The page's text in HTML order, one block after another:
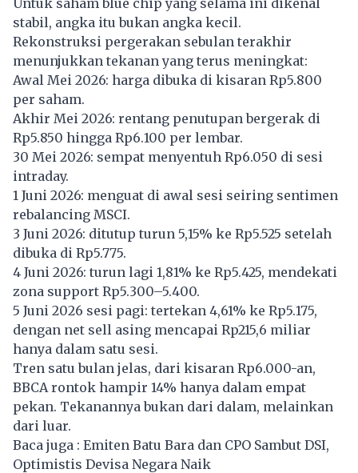
stabil, angka itu bukan angka kecil.
Rekonstruksi pergerakan sebulan terakhir
menunjukkan tekanan yang terus meningkat:
Awal Mei 2026: harga dibuka di kisaran Rp5.800
per saham.
Akhir Mei 2026: rentang penutupan bergerak di
Rp5.850 hingga Rp6.100 per lembar.
30 Mei 2026: sempat menyentuh Rp6.050 di sesi
intraday.
1 Juni 2026: menguat di awal sesi seiring sentimen
rebalancing MSCI.
3 Juni 2026: ditutup turun 5,15% ke Rp5.525 setelah
dibuka di Rp5.775.
4 Juni 2026: turun lagi 1,81% ke Rp5.425, mendekati
zona support Rp5.300–5.400.
5 Juni 2026 sesi pagi: tertekan 4,61% ke Rp5.175,
dengan net sell asing mencapai Rp215,6 miliar
hanya dalam satu sesi.
Tren satu bulan jelas, dari kisaran Rp6.000-an,
BBCA rontok hampir 14% hanya dalam empat
pekan. Tekanannya bukan dari dalam, melainkan
dari luar.
Baca juga : Emiten Batu Bara dan CPO Sambut DSI,
Optimistis Devisa Negara Naik